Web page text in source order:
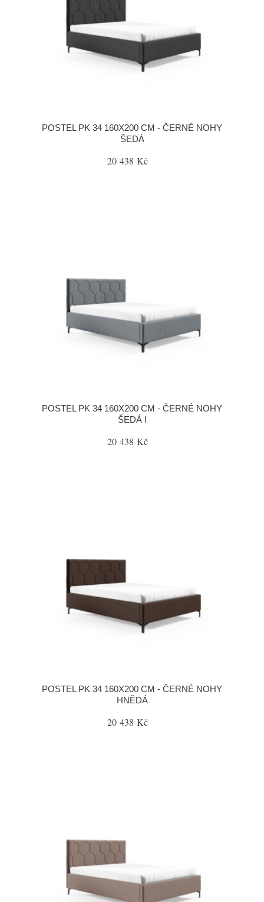
POSTEL PK 34 160X200 CM - ČERNÉ NOHY
ŠEDÁ
20 438 Kč
POSTEL PK 34 160X200 CM - ČERNÉ NOHY
ŠEDÁ I
20 438 Kč
POSTEL PK 34 160X200 CM - ČERNÉ NOHY
HNĚDÁ
20 438 Kč